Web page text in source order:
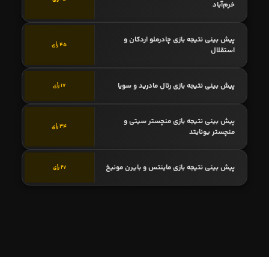
خرم‌آباد
پیش بینی نتیجه بازی چادرملو اردکان و
استقلال
45 رأی
پیش بینی نتیجه بازی رئال مادرید و سویا 17 رأی
پیش بینی نتیجه بازی منچستر سیتی و
منچستر یونایتد
34 رأی
پیش بینی نتیجه بازی ماینتس و بایرن مونیخ 27 رأی